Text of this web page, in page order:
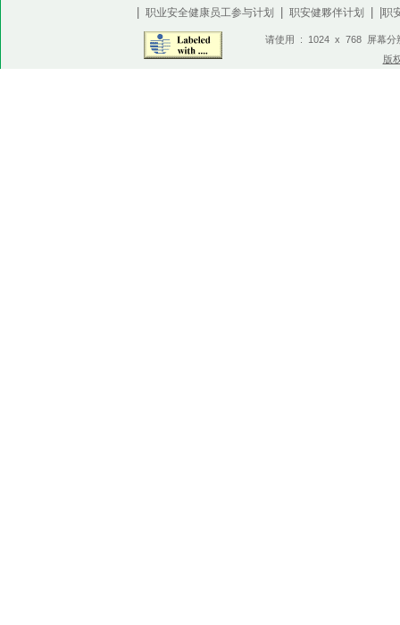
职业安全健康员工参与计划 职安健夥伴计划 职
请使用 : 1024 x 768 屏幕分
版